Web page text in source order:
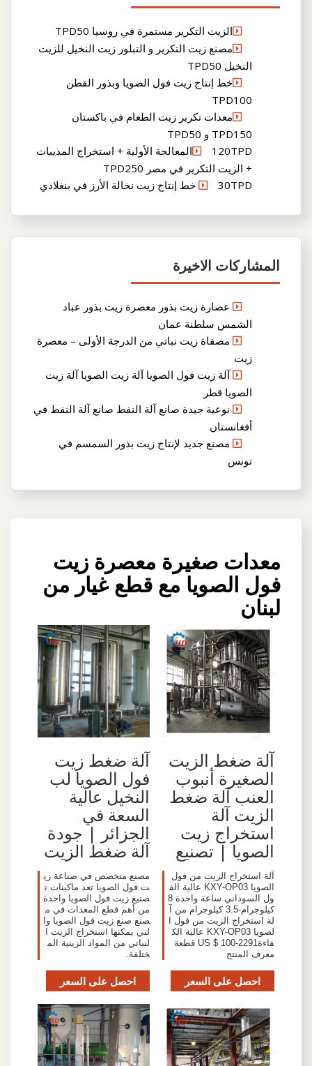
الزيت التكرير مستمرة في روسيا TPD50
مصنع زيت التكرير و التبلور زيت النخيل للزيت
النخيل TPD50
خط إنتاج زيت فول الصويا وبذور القطن
TPD100
معدات تكرير زيت الطعام في باكستان
TPD150 و TPD50
120TPDالمعالجة الأولية + استخراج المذيبات
+ الزيت التكرير في مصر TPD250
30TPD خط إنتاج زيت نخالة الأرز في بنغلادي
المشاركات الاخيرة
عصارة زيت بذور معصرة زيت بذور عباد
الشمس سلطنة عمان
مصفاة زيت نباتي من الدرجة الأولى – معصرة
زيت
آلة زيت فول الصويا آلة زيت الصويا آلة زيت
الصويا قطر
نوعية جيدة صانع آلة النفط صانع آلة النفط في
أفغانستان
مصنع جديد لإنتاج زيت بذور السمسم في
تونس
معدات صغيرة معصرة زيت
فول الصويا مع قطع غيار من
لبنان
آلة ضغط الزيت
الصغيرة أنبوب
العنب آلة ضغط
الزيت آلة
استخراج زيت
الصويا | تصنيع
آلة استخراج الزيت من فول
الصويا KXY-OP03 عالية الف
ول السوداني ساعة واحدة 8
كيلوجرام-3.5 كيلوجرام من آ
لة استخراج الزيت من فول ا
لصويا KXY-OP03 عالية الك
فاءةUS $ 100-2291 قطعة
معرف المنتج
احصل على السعر
آلة ضغط زيت
فول الصويا لب
النخيل عالية
السعة في
الجزائر | جودة
آلة ضغط الزيت
مصنع متخصص في صناعة زي
ت فول الصويا تعد ماكينات ت
صنيع زيت فول الصويا واحدة
من أهم قطع المعدات في م
صنع صنع زيت فول الصويا وا
لتي يمكنها استخراج الزيت ا
لنباتي من المواد الزيتية الم
ختلفة.
احصل على السعر